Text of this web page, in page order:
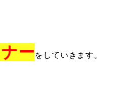
ーをしていきます。